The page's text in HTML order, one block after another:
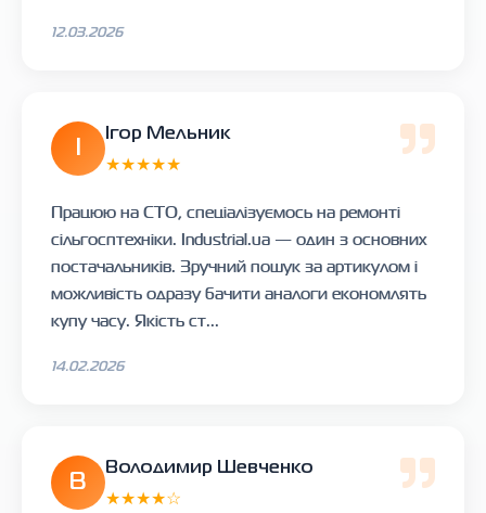
12.03.2026
Ігор Мельник
★★★★★
Працюю на СТО, спеціалізуємось на ремонті
сільгосптехніки. Industrial.ua — один з основних
постачальників. Зручний пошук за артикулом і
можливість одразу бачити аналоги економлять
купу часу. Якість ст...
14.02.2026
В
Володимир Шевченко
★★★★☆